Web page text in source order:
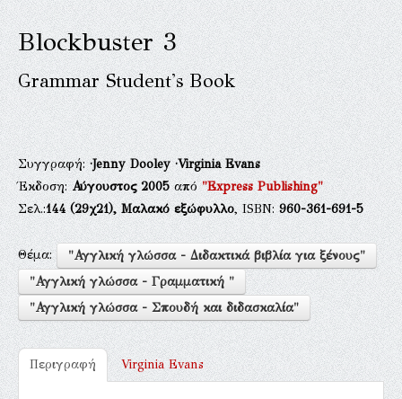
Blockbuster 3
Grammar Student's Book
Συγγραφή:·Jenny Dooley·Virginia Evans
Έκδοση:Αύγουστος 2005από"Express Publishing"
Σελ.:144(29χ21), Μαλακό εξώφυλλο, ISBN:960-361-691-5
Θέμα:
"Αγγλική γλώσσα - Διδακτικά βιβλία για ξένους"
"Αγγλική γλώσσα - Γραμματική "
"Αγγλική γλώσσα - Σπουδή και διδασκαλία"
Περιγραφή Virginia Evans